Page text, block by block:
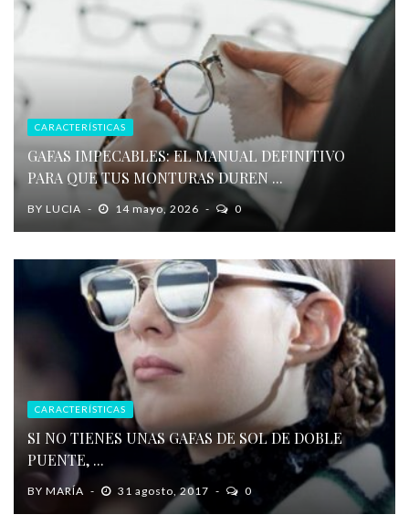
CARACTERÍSTICAS
GAFAS IMPECABLES: EL MANUAL DEFINITIVO
PARA QUE TUS MONTURAS DUREN ...
BY LUCIA 14 mayo, 2026 0
CARACTERÍSTICAS
SI NO TIENES UNAS GAFAS DE SOL DE DOBLE
PUENTE, ...
BY MARÍA 31 agosto, 2017 0